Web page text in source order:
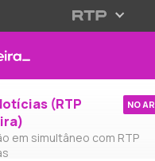
(RTP
em simultâneo com RTP
NO AR